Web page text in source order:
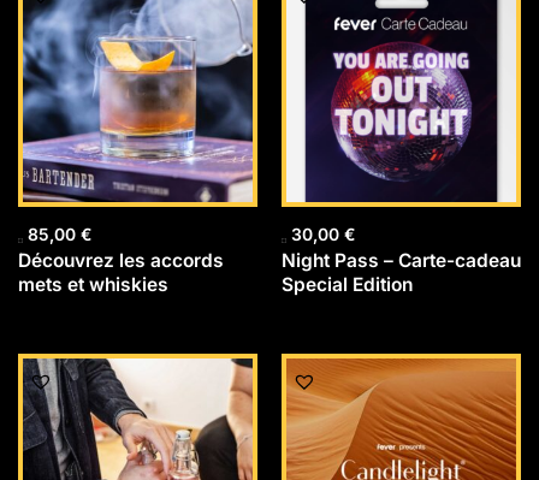
85,00 €
Découvrez les accords
mets et whiskies
30,00 €
Night Pass – Carte-cadeau
Special Edition